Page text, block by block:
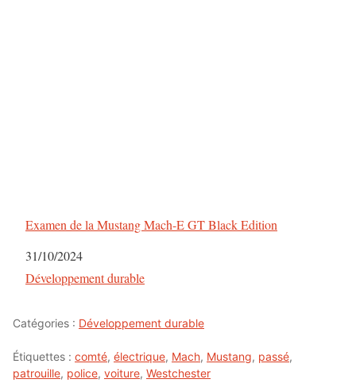
Examen de la Mustang Mach-E GT Black Edition
Date
31/10/2024
Par rapport à
Développement durable
Catégories : Développement durable
Étiquettes : comté, électrique, Mach, Mustang, passé,
patrouille, police, voiture, Westchester